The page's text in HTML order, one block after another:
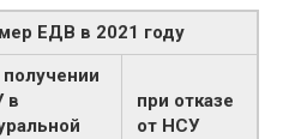
ЕДВ в 2021 году
получении
в
при отказе
от НСУ